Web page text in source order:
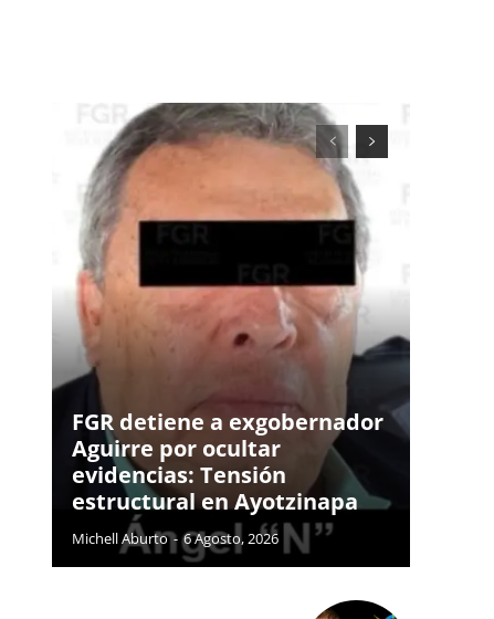
FGR detiene a exgobernador
Aguirre por ocultar
evidencias: Tensión
estructural en Ayotzinapa
Michell Aburto - 6 Agosto, 2026